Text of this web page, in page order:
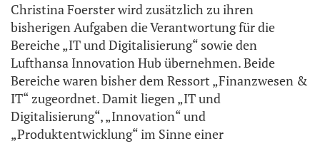
Christina Foerster wird zusätzlich zu ihren
bisherigen Aufgaben die Verantwortung für die
Bereiche „IT und Digitalisierung“ sowie den
Lufthansa Innovation Hub übernehmen. Beide
Bereiche waren bisher dem Ressort „Finanzwesen &
IT“ zugeordnet. Damit liegen „IT und
Digitalisierung“, „Innovation“ und
„Produktentwicklung“ im Sinne einer